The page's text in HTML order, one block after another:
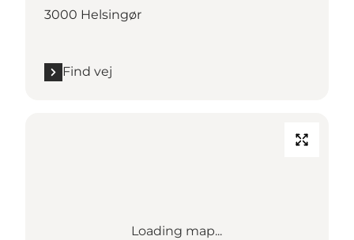
3000 Helsingør
Find vej
Loading map...